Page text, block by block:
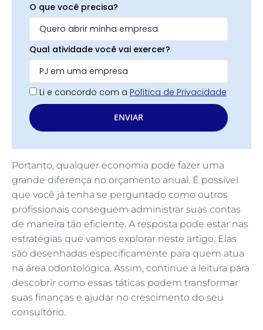
O que você precisa?
Qual atividade você vai exercer?
Li e concordo com a Política de Privacidade
ENVIAR
Portanto, qualquer economia pode fazer uma
grande diferença no orçamento anual. É possível
que você já tenha se perguntado como outros
profissionais conseguem administrar suas contas
de maneira tão eficiente. A resposta pode estar nas
estratégias que vamos explorar neste artigo. Elas
são desenhadas especificamente para quem atua
na área odontológica. Assim, continue a leitura para
descobrir como essas táticas podem transformar
suas finanças e ajudar no crescimento do seu
consultório.